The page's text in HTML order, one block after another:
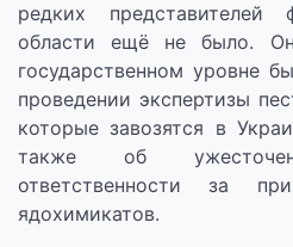
редких
области ещё не было.
государственном уровне
проведении экспертизы
которые завозятся в
также об
ответственности за
ядохимикатов.